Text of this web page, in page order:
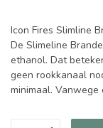
Icon Fires Slimline
De Slimeline
ethanol. Dat
geen rookkanaal
minimaal. Vanwege